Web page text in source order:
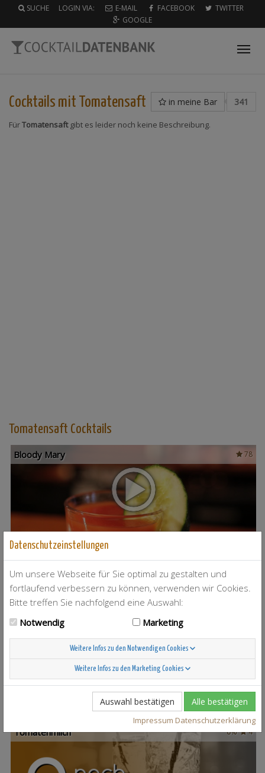
SUCHE LOGIN VIA: E-MAIL FACEBOOK
TWITTER
GOOGLE
in meine Bar 341
Cocktails mit Tomatensaft
FürTomatensaftgibt es leider noch keine Beschreibung.
Tomatensaft Cocktails
78
Bloody Mary
Drunken Lady
2
0%
Funny Fresh
4
0%
Tomatenmilch
Datenschutzeinstellungen
Um unsere Webseite für Sie optimal zu gestalten und
fortlaufend verbessern zu können, verwenden wir Cookies.
Bitte treffen Sie nachfolgend eine Auswahl:
Notwendig
Marketing
Weitere Infos zu den Notwendigen Cookies
Weitere Infos zu den Marketing Cookies
Auswahl bestätigen Alle bestätigen
Impressum Datenschutzerklärung